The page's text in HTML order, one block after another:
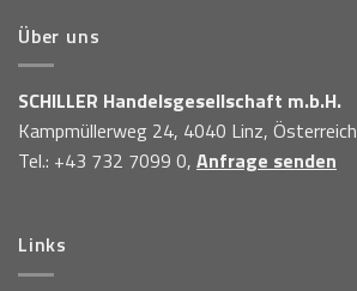
Über uns
SCHILLER Handelsgesellschaft m.b.H.
Kampmüllerweg 24, 4040 Linz, Österreich
Tel.: +43 732 7099 0, Anfrage senden
Links